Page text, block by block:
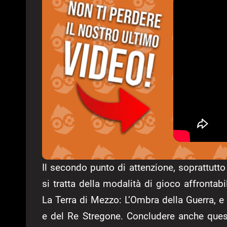
Il secondo punto di attenzione,
si tratta della modalità di gioco
La Terra di Mezzo: L’Ombra della
e del Re Stregone. Concludere anche